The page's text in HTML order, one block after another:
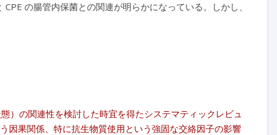
の腸管内保菌との関連が明らかになっている。しかし、
）の関連性を検討した時宜を得たシステマティックレビュ
因果関係、特に抗生物質使用という強固な交絡因子の影響